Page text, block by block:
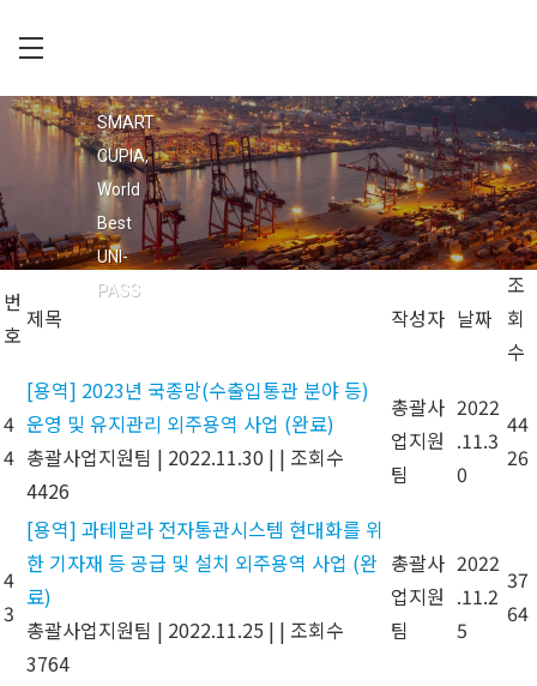
content
C
U
P
I
A
SMART
CUPIA,
World
Best
UNI-
PASS
회사소개
공지사항
채용정보
오시는 길
번
호
제목 작성자 날짜
조
회
수
4
4
[용역] 2023년 국종망(수출입통관 분야 등)
운영 및 유지관리 외주용역 사업 (완료)
총괄사업지원팀 | 2022.11.30 | | 조회수
4426
총괄사
업지원
팀
2022
.11.3
0
44
26
4
3
[용역] 과테말라 전자통관시스템 현대화를 위
한 기자재 등 공급 및 설치 외주용역 사업 (완
료)
총괄사업지원팀 | 2022.11.25 | | 조회수
3764
총괄사
업지원
팀
2022
.11.2
5
37
64